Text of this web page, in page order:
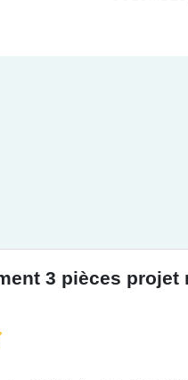
3 pièces projet